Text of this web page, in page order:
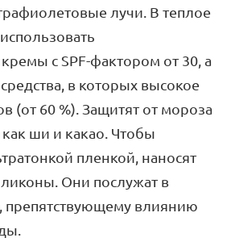
лучи. В теплое
с SPF-фактором от 30, а
в которых высокое
(от 60 %). Защитят от мороза
ши и какао. Чтобы
пленкой, наносят
Они послужат в
препятствующему влиянию